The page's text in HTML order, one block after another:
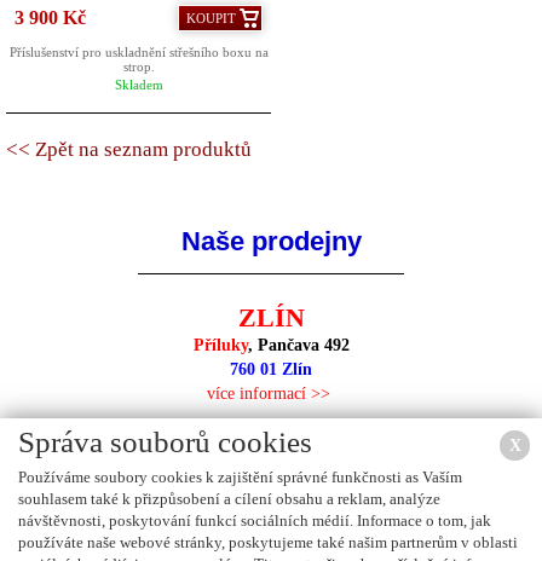
3 900 Kč KOUPIT
Příslušenství pro uskladnění střešního boxu na
strop.
Skladem
<< Zpět na seznam produktů
Naše prodejny
ZLÍN
Příluky, Pančava 492
760 01 Zlín
více informací >>
NEJBLIŽŠÍ PRODEJNA
X
Správa souborů cookies
Používáme soubory cookies k zajištění správné funkčnosti as Vaším
souhlasem také k přizpůsobení a cílení obsahu a reklam, analýze
návštěvnosti, poskytování funkcí sociálních médií. Informace o tom, jak
používáte naše webové stránky, poskytujeme také našim partnerům v oblasti